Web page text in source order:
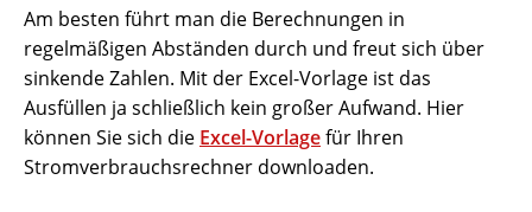
Am besten führt man die Berechnungen in
regelmäßigen Abständen durch und freut sich über
sinkende Zahlen. Mit der Excel-Vorlage ist das
Ausfüllen ja schließlich kein großer Aufwand. Hier
können Sie sich die Excel-Vorlagefür Ihren
Stromverbrauchsrechner downloaden.